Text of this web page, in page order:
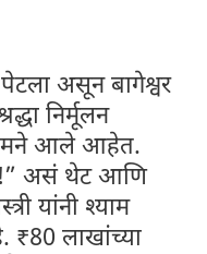
असून बागेश्वर
निर्मूलन
आले आहेत.
असं थेट आणि
यांनी श्याम
लाखांच्या